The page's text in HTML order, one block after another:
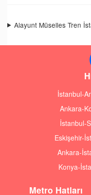
Alayunt Müselles Tren
İstanbul-
Ankara-
İstanbul-
Eskişehir-
Ankara-
Konya-
Metro Hatları